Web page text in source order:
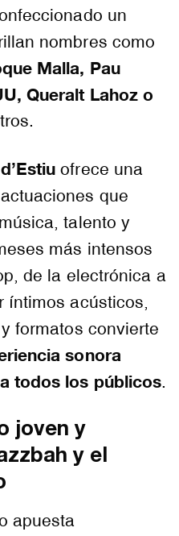
un
nombres como
Malla, Pau
Queralt Lahoz o
ofrece una
que
talento y
más intensos
de la electrónica a
íntimos acústicos,
formatos convierte
sonora
todos los públicos.
joven y
y el
apuesta